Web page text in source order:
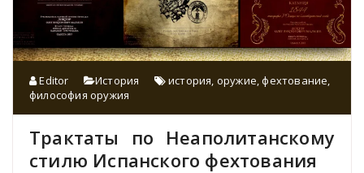
Editor История история оружие ,фехтование
философия оружия
Трактаты по Неаполитанскому
стилю Испанского фехтования